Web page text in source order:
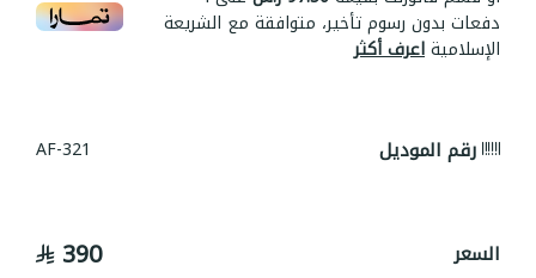
دفعات بدون رسوم تأخير، متوافقة مع الشريعة
الإسلاميةاعرف أكثر
رقم الموديل AF-321
السعر 390